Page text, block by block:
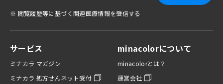
※ 閲覧履歴等に基づく関連医療情報を受信する
サービス
ミナカラ マガジン
ミナカラ 処方せんネット受付
minacolorについて
minacolorとは？
運営会社